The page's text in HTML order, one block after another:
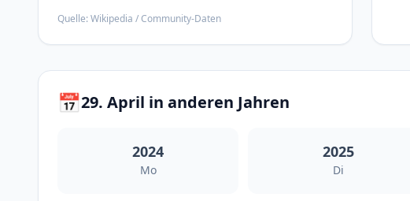
Quelle: Wikipedia / Community-Daten
📅29. April in anderen Jahren
2024
Mo
2025
Di